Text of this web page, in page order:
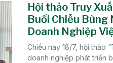
Hội thảo Truy
Buổi Chiều Bùng
Doanh Nghiệp
Chiều nay 18/7, hội thảo
doanh nghiệp phát triển